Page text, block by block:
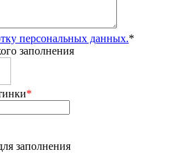
персональных данных.*
заполнения
*
заполнения